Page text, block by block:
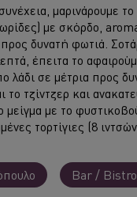
μαρινάρουμε
με σκόρδο,
δυνατή φωτιά.
έπειτα το
λάδι σε μέτρια προς
τζίντζερ και
μείγμα με το
τορτίγιες (8
Bar /